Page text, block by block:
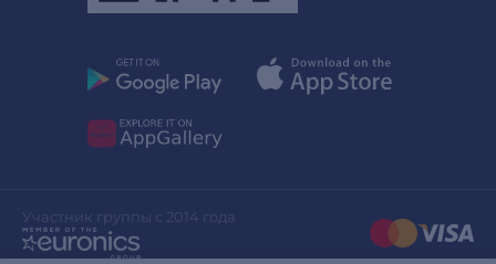
Участник группы с 2014 года